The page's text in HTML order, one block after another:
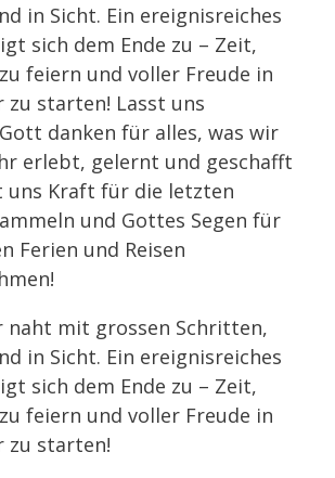
in Sicht. Ein ereignisreiches
sich dem Ende zu – Zeit,
feiern und voller Freude in
zu starten! Lasst uns
danken für alles, was wir
erlebt, gelernt und geschafft
uns Kraft für die letzten
und Gottes Segen für
Ferien und Reisen
naht mit grossen Schritten,
in Sicht. Ein ereignisreiches
sich dem Ende zu – Zeit,
feiern und voller Freude in
zu starten!